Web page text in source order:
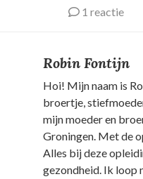
1 reactie
Robin Fontijn
Hoi! Mijn naam is
broertje,
mijn moeder en
Groningen. Met de
Alles bij deze
gezondheid. Ik loop